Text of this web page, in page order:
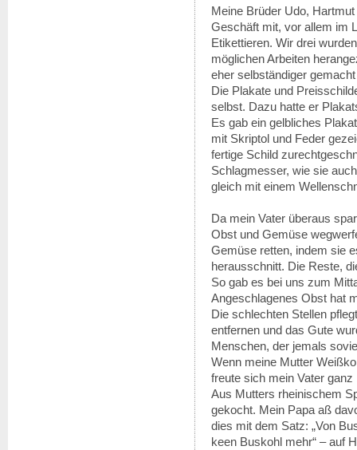
Meine Brüder Udo,
Geschäft mit, vor allem im
Etikettieren. Wir drei
möglichen Arbeiten
eher selbständiger
Die Plakate und
selbst. Dazu hatte er
Es gab ein gelbliches
mit Skriptol und Feder
fertige Schild
Schlagmesser, wie sie
gleich mit einem
Da mein Vater überaus
Obst und Gemüse
Gemüse retten, indem sie
herausschnitt. Die Reste,
So gab es bei uns zum
Angeschlagenes Obst hat
Die schlechten Stellen
entfernen und das Gute
Menschen, der jemals
Wenn meine Mutter
freute sich mein Vater
Aus Mutters rheinischem
gekocht. Mein Papa aß
dies mit dem Satz: „Von
keen Buskohl mehr“ – auf